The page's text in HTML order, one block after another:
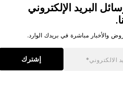
البريد الإلكتروني
والأخبار مباشرة في بريدك الوارد.
إشترك